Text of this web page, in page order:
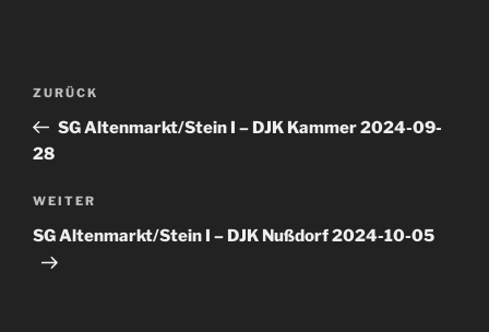
ZURÜCK
SG Altenmarkt/Stein I – DJK Kammer 2024-09-
28
WEITER
SG Altenmarkt/Stein I – DJK Nußdorf 2024-10-05